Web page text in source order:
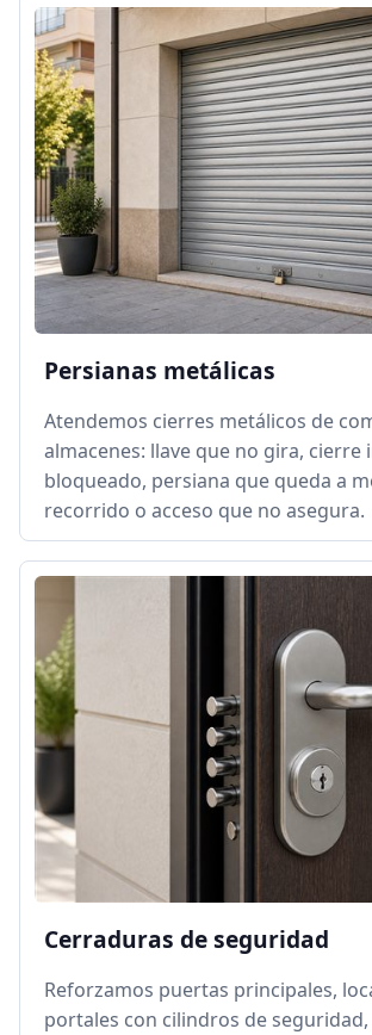
Persianas metálicas
Atendemos cierres metálicos de
almacenes: llave que no gira, cierre
bloqueado, persiana que queda a
recorrido o acceso que no asegura.
Cerraduras de seguridad
Reforzamos puertas principales,
portales con cilindros de seguridad,